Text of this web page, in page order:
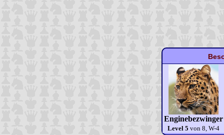
Enginebezwinger
Level 5 von 8, W-4